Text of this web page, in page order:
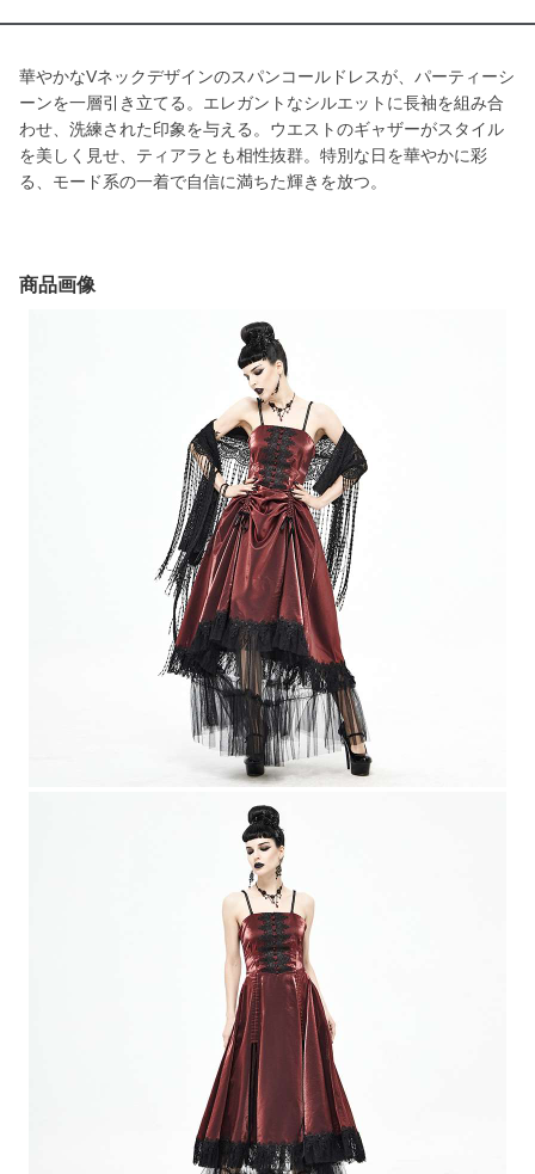
華やかなVネックデザインのスパンコールドレスが、パーティーシ
ーンを一層引き立てる。エレガントなシルエットに長袖を組み合
わせ、洗練された印象を与える。ウエストのギャザーがスタイル
を美しく見せ、ティアラとも相性抜群。特別な日を華やかに彩
る、モード系の一着で自信に満ちた輝きを放つ。
商品画像